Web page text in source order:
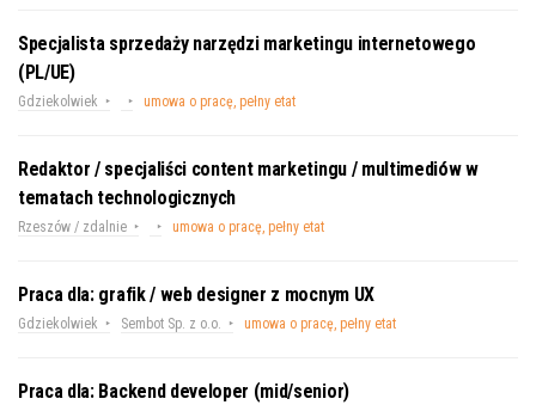
Specjalista sprzedaży narzędzi marketingu internetowego
(PL/UE)
Gdziekolwiek umowa o pracę, pełny etat
Redaktor / specjaliści content marketingu / multimediów w
tematach technologicznych
Rzeszów / zdalnie umowa o pracę, pełny etat
Praca dla: grafik / web designer z mocnym UX
Gdziekolwiek Sembot Sp. z o.o. umowa o pracę, pełny etat
Praca dla: Backend developer (mid/senior)